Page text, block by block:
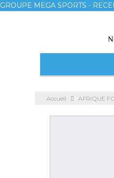
GROUPE MEGA SPORTS -
Accueil AFRIQUE